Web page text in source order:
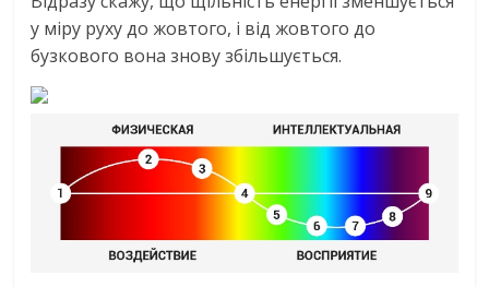
у міру руху до жовтого, і від жовтого до
бузкового вона знову збільшується.